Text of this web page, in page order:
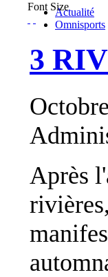
Actualité
Omnisports
Font Size
3
Après